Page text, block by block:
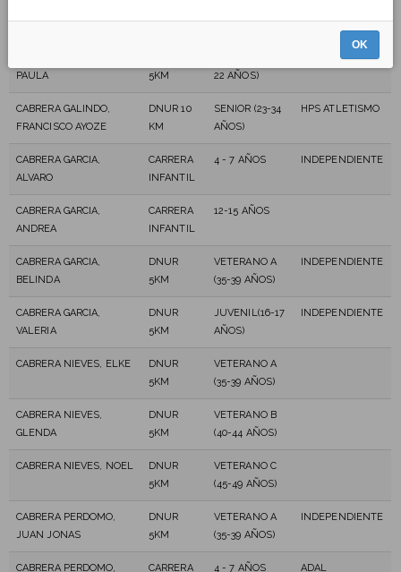
5KM
(40-44 AÑOS)
PAULA
5KM
22 AÑOS)
INDEPENDIENTE
CABRERA GALINDO,
FRANCISCO AYOZE
DNUR 10
KM
SENIOR (23-34
AÑOS)
HPS ATLETISMO
CABRERA GARCIA,
ALVARO
CARRERA
INFANTIL
4 - 7 AÑOS INDEPENDIENTE
CABRERA GARCIA,
ANDREA
CARRERA
INFANTIL
12-15 AÑOS
CABRERA GARCIA,
BELINDA
DNUR
5KM
VETERANO A
(35-39 AÑOS)
INDEPENDIENTE
CABRERA GARCIA,
VALERIA
DNUR
5KM
JUVENIL(16-17
AÑOS)
INDEPENDIENTE
CABRERA NIEVES, ELKE
DNUR
5KM
VETERANO A
(35-39 AÑOS)
CABRERA NIEVES,
GLENDA
DNUR
5KM
VETERANO B
(40-44 AÑOS)
CABRERA NIEVES, NOEL
DNUR
5KM
VETERANO C
(45-49 AÑOS)
CABRERA PERDOMO,
JUAN JONAS
DNUR
5KM
VETERANO A
(35-39 AÑOS)
INDEPENDIENTE
CABRERA PERDOMO,
CARRERA
4 - 7 AÑOS
ADAL
OK